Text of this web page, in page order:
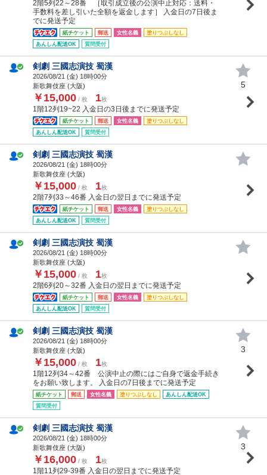
2階5列22～28番 ［取引成立後の公演中止対応：送料・
手数料を差し引いた全額を返金します］ 入金日の7日後ま
でに発送予定
紙チケット 郵送 女性名義
塗りつぶしなし
あんしん配送OK
質問受付
剣劇 三國志演技 蜀漢
2026/08/21 (金) 18時00分
新歌舞伎座 (大阪)
￥15,000 / 枚 1枚
1階12列19~22 入金日の3日後までに発送予定
紙チケット 郵送 女性名義
塗りつぶしなし
あんしん配送OK
質問受付
5
剣劇 三國志演技 蜀漢
2026/08/21 (金) 18時00分
新歌舞伎座 (大阪)
￥15,000 / 枚 1枚
2階7列33～46番 入金日の翌日までに発送予定
紙チケット 郵送 女性名義
塗りつぶしなし
あんしん配送OK
質問受付
剣劇 三國志演技 蜀漢
2026/08/21 (金) 18時00分
新歌舞伎座 (大阪)
￥15,000 / 枚 1枚
2階6列20～32番 入金日の翌日までに発送予定
紙チケット 郵送 女性名義
塗りつぶしなし
あんしん配送OK
質問受付
剣劇 三國志演技 蜀漢
2026/08/21 (金) 18時00分
新歌舞伎座 (大阪)
￥15,000 / 枚 1枚
1階12列34～42番 公演中止の際にはご自身で返金手続き
をお願い致します。 入金日の7日後までに発送予定
紙チケット 郵送 女性名義 塗りつぶしなし
あんしん配送OK
質問受付
3
剣劇 三國志演技 蜀漢
2026/08/21 (金) 18時00分
新歌舞伎座 (大阪)
￥16,000 / 枚 1枚
1階11列29-39番 入金日の翌日までに発送予定
3